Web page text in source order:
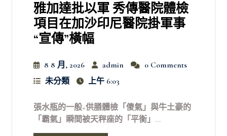
雅加達批以軍 秀傳醫院體檢
項目在加沙印尼醫院掛軍事
“宣傳”橫幅
8 8 月, 2026 admin
0 Comments
未分類
上午 6:03
張水瓶的一般+供膳體檢「傻氣」與牛土豪的
「霸氣」瞬間被天秤座的「平衡」...